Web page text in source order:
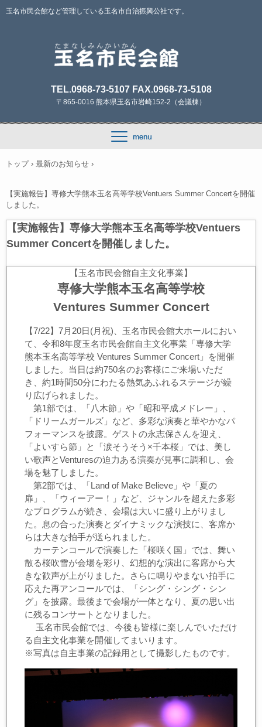
玉名市民会館など管理している玉名市自治振興公社です。
TEL.0968-73-5107 FAX.0968-73-5108
〒865-0016 熊本県玉名市岩崎152-2（会議棟）
トップ › 最新のお知らせ ›
【実施報告】専修大学熊本玉名高等学校Ventuers Summer Concertを開催
しました。
【実施報告】専修大学熊本玉名高等学校Ventuers
Summer Concertを開催しました。
【玉名市民会館自主文化事業】
専修大学熊本玉名高等学校
Ventures Summer Concert
【7/22】7月20日(月祝)、玉名市民会館大ホールにおい
て、令和8年度玉名市民会館自主文化事業「専修大学
熊本玉名高等学校 Ventures Summer Concert」を開催
しました。当日は約750名のお客様にご来場いただ
き、約1時間50分にわたる熱気あふれるステージが繰
り広げられました。
第1部では、「八木節」や「昭和平成メドレー」、
「ドリームガールズ」など、多彩な演奏と華やかなパ
フォーマンスを披露。ゲストの永志保さんを迎え、
「よいすら節」と「涙そうそう×千本桜」では、美し
い歌声とVenturesの迫力ある演奏が見事に調和し、会
場を魅了しました。
第2部では、「Land of Make Believe」や「夏の
扉」、「ウィーアー！」など、ジャンルを超えた多彩
なプログラムが続き、会場は大いに盛り上がりまし
た。息の合った演奏とダイナミックな演技に、客席か
らは大きな拍手が送られました。
カーテンコールで演奏した「桜咲く国」では、舞い
散る桜吹雪が会場を彩り、幻想的な演出に客席から大
きな歓声が上がりました。さらに鳴りやまない拍手に
応えた再アンコールでは、「シング・シング・シン
グ」を披露。最後まで会場が一体となり、夏の思い出
に残るコンサートとなりました。
玉名市民会館では、今後も皆様に楽しんでいただけ
る自主文化事業を開催してまいります。
※写真は自主事業の記録用として撮影したものです。